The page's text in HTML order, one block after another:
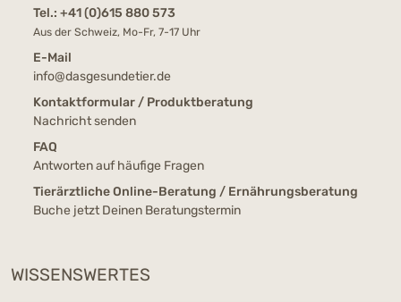
Tel.: +41 (0)615 880 573
Aus der Schweiz, Mo-Fr, 7-17 Uhr
E-Mail
info@dasgesundetier.de
Kontaktformular / Produktberatung
Nachricht senden
FAQ
Antworten auf häufige Fragen
Tierärztliche Online-Beratung / Ernährungsberatung
Buche jetzt Deinen Beratungstermin
WISSENSWERTES